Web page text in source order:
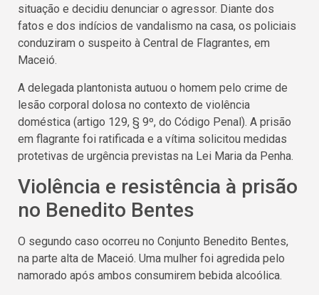
situação e decidiu denunciar o agressor. Diante dos
fatos e dos indícios de vandalismo na casa, os policiais
conduziram o suspeito à Central de Flagrantes, em
Maceió.
A delegada plantonista autuou o homem pelo crime de
lesão corporal dolosa no contexto de violência
doméstica (artigo 129, § 9º, do Código Penal). A prisão
em flagrante foi ratificada e a vítima solicitou medidas
protetivas de urgência previstas na Lei Maria da Penha.
Violência e resistência à prisão
no Benedito Bentes
O segundo caso ocorreu no Conjunto Benedito Bentes,
na parte alta de Maceió. Uma mulher foi agredida pelo
namorado após ambos consumirem bebida alcoólica.